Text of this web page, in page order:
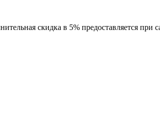
скидка в 5% предоставляется при